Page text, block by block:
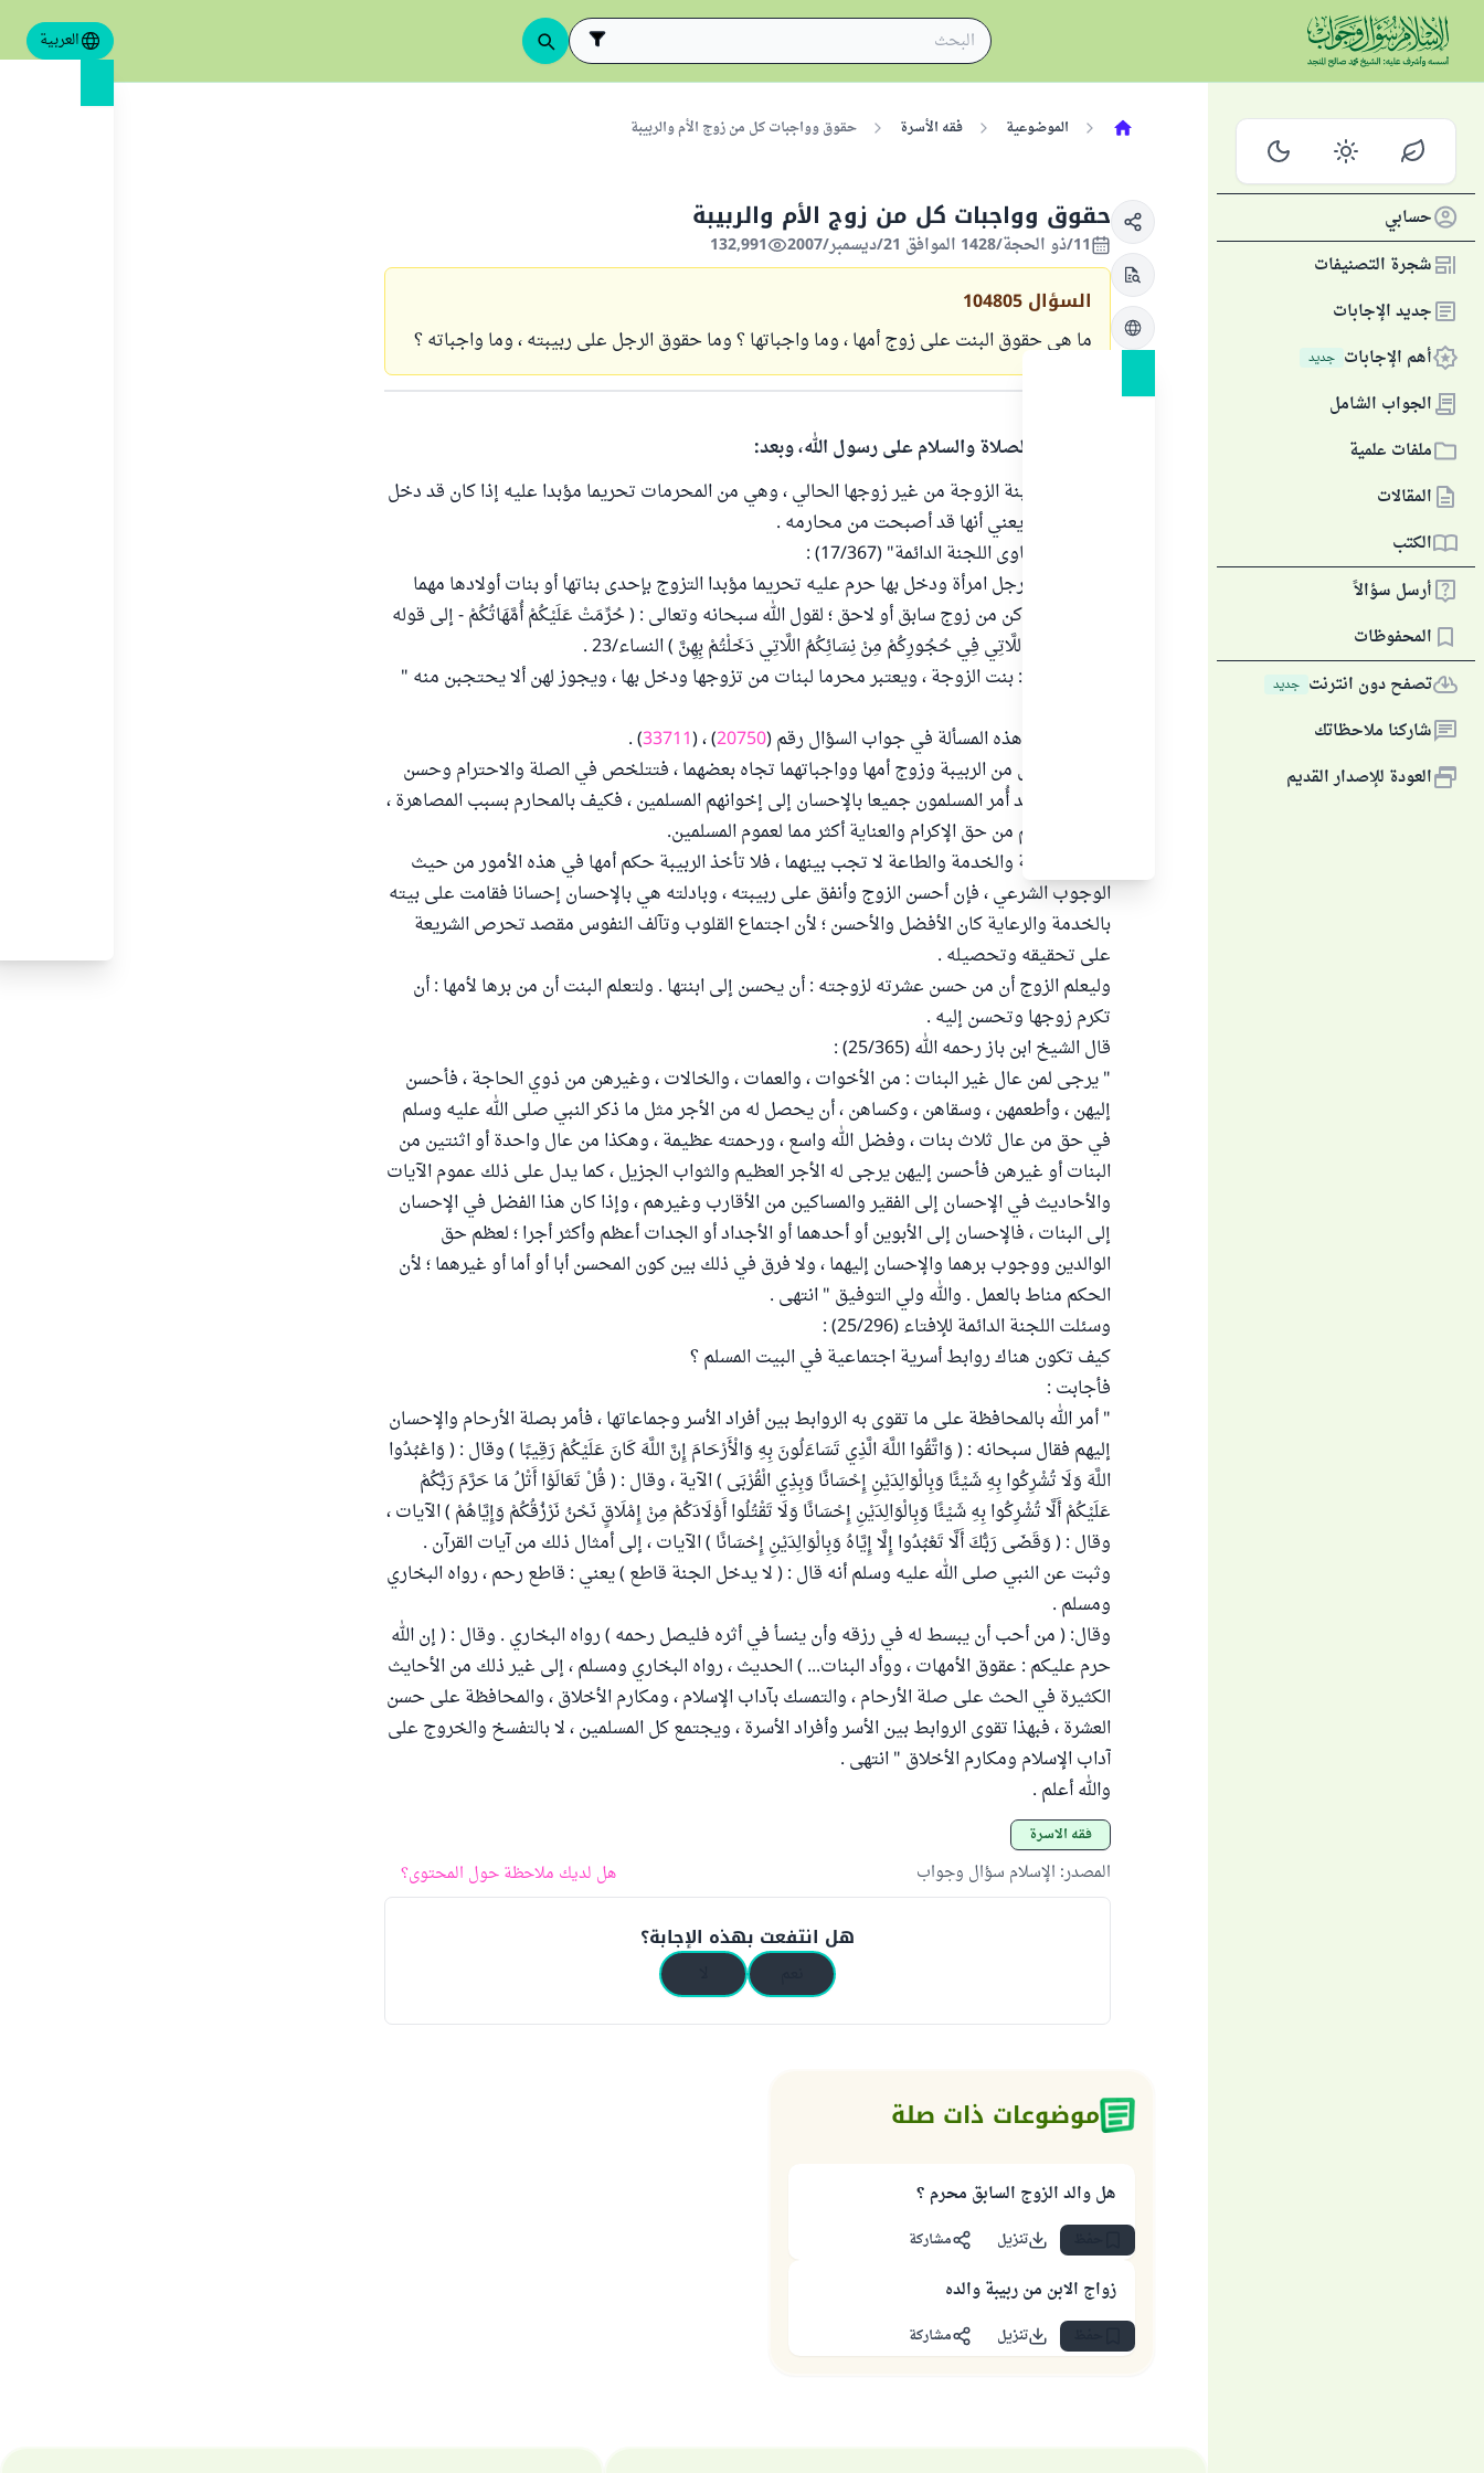
العربية
حسابي
شجرة التصنيفات
جديد الإجابات
أهم الإجابات جديد
الجواب الشامل
ملفات علمية
المقالات
الكتب
أرسل سؤالاً
المحفوظات
تصفح دون انترنت جديد
شاركنا ملاحظاتك
العودة للإصدار القديم
الموضوعية فقه الأسرة حقوق وواجبات كل من زوج الأم والربيبة
حقوق وواجبات كل من زوج الأم والربيبة
11/ذو الحجة/1428 الموافق 21/ديسمبر/2007 132,991
السؤال 104805
ما هي حقوق البنت على زوج أمها ، وما واجباتها ؟ وما حقوق الرجل على ربيبته ، وما واجباته ؟
الحمد لله والصلاة والسلام على رسول الله، وبعد:
الربيبة هي ابنة الزوجة من غير زوجها الحالي ، وهي من المحرمات تحريما مؤبدا عليه إذا كان قد دخل
بأمها ، وهذا يعني أنها قد أصبحت من محارمه .
جاء في "فتاوى اللجنة الدائمة" (17/367) :
" إذا تزوج الرجل امرأة ودخل بها حرم عليه تحريما مؤبدا التزوج بإحدى بناتها أو بنات أولادها مهما
نزلوا ، سواء كن من زوج سابق أو لاحق ؛ لقول الله سبحانه وتعالى : ( حُرِّمَتْ عَلَيْكُمْ أُمَّهَاتُكُمْ - إلى قوله
- : وَرَبَائِبُكُمُ اللَّاتِي فِي حُجُورِكُمْ مِنْ نِسَائِكُمُ اللَّاتِي دَخَلْتُمْ بِهِنَّ ) النساء/23 .
والربيبة هنا : بنت الزوجة ، ويعتبر محرما لبنات من تزوجها ودخل بها ، ويجوز لهن ألا يحتجبن منه "
وسبق تقرير هذه المسألة في جواب السؤال رقم (20750) ، (33711
) .
أما حقوق كل من الربيبة وزوج أمها وواجباتهما تجاه بعضهما ، فتتلخص في الصلة والاحترام وحسن
المعاملة ، فقد أُمر المسلمون جميعا بالإحسان إلى إخوانهم المسلمين ، فكيف بالمحارم بسبب المصاهرة ،
لا شك أن لهم من حق الإكرام والعناية أكثر مما لعموم المسلمين.
غير أن النفقة والخدمة والطاعة لا تجب بينهما ، فلا تأخذ الربيبة حكم أمها في هذه الأمور من حيث
الوجوب الشرعي ، فإن أحسن الزوج وأنفق على ربيبته ، وبادلته هي بالإحسان إحسانا فقامت على بيته
بالخدمة والرعاية كان الأفضل والأحسن ؛ لأن اجتماع القلوب وتآلف النفوس مقصد تحرص الشريعة
على تحقيقه وتحصيله .
وليعلم الزوج أن من حسن عشرته لزوجته : أن يحسن إلى ابنتها . ولتعلم البنت أن من برها لأمها : أن
تكرم زوجها وتحسن إليه .
قال الشيخ ابن باز رحمه الله (25/365) :
" يرجى لمن عال غير البنات : من الأخوات ، والعمات ، والخالات ، وغيرهن من ذوي الحاجة ، فأحسن
إليهن ، وأطعمهن ، وسقاهن ، وكساهن ، أن يحصل له من الأجر مثل ما ذكر النبي صلى الله عليه وسلم
في حق من عال ثلاث بنات ، وفضل الله واسع ، ورحمته عظيمة ، وهكذا من عال واحدة أو اثنتين من
البنات أو غيرهن فأحسن إليهن يرجى له الأجر العظيم والثواب الجزيل ، كما يدل على ذلك عموم الآيات
والأحاديث في الإحسان إلى الفقير والمساكين من الأقارب وغيرهم ، وإذا كان هذا الفضل في الإحسان
إلى البنات ، فالإحسان إلى الأبوين أو أحدهما أو الأجداد أو الجدات أعظم وأكثر أجرا ؛ لعظم حق
الوالدين ووجوب برهما والإحسان إليهما ، ولا فرق في ذلك بين كون المحسن أبا أو أما أو غيرهما ؛ لأن
الحكم مناط بالعمل . والله ولي التوفيق " انتهى .
وسئلت اللجنة الدائمة للإفتاء (25/296) :
كيف تكون هناك روابط أسرية اجتماعية في البيت المسلم ؟
فأجابت :
" أمر الله بالمحافظة على ما تقوى به الروابط بين أفراد الأسر وجماعاتها ، فأمر بصلة الأرحام والإحسان
إليهم فقال سبحانه : ( وَاتَّقُوا اللَّهَ الَّذِي تَسَاءَلُونَ بِهِ وَالْأَرْحَامَ إِنَّ اللَّهَ كَانَ عَلَيْكُمْ رَقِيبًا ) وقال : ( وَاعْبُدُوا
اللَّهَ وَلَا تُشْرِكُوا بِهِ شَيْئًا وَبِالْوَالِدَيْنِ إِحْسَانًا وَبِذِي الْقُرْبَى ) الآية ، وقال : ( قُلْ تَعَالَوْا أَتْلُ مَا حَرَّمَ رَبُّكُمْ
عَلَيْكُمْ أَلَّا تُشْرِكُوا بِهِ شَيْئًا وَبِالْوَالِدَيْنِ إِحْسَانًا وَلَا تَقْتُلُوا أَوْلَادَكُمْ مِنْ إِمْلَاقٍ نَحْنُ نَرْزُقُكُمْ وَإِيَّاهُمْ ) الآيات ،
وقال : ( وَقَضَى رَبُّكَ أَلَّا تَعْبُدُوا إِلَّا إِيَّاهُ وَبِالْوَالِدَيْنِ إِحْسَانًا ) الآيات ، إلى أمثال ذلك من آيات القرآن .
وثبت عن النبي صلى الله عليه وسلم أنه قال : ( لا يدخل الجنة قاطع ) يعني : قاطع رحم ، رواه البخاري
ومسلم .
وقال: ( من أحب أن يبسط له في رزقه وأن ينسأ في أثره فليصل رحمه ) رواه البخاري . وقال : ( إن الله
حرم عليكم : عقوق الأمهات ، ووأد البنات... ) الحديث ، رواه البخاري ومسلم ، إلى غير ذلك من الأحايث
الكثيرة في الحث على صلة الأرحام ، والتمسك بآداب الإسلام ، ومكارم الأخلاق ، والمحافظة على حسن
العشرة ، فبهذا تقوى الروابط بين الأسر وأفراد الأسرة ، ويجتمع كل المسلمين ، لا بالتفسخ والخروج على
آداب الإسلام ومكارم الأخلاق " انتهى .
والله أعلم .
فقه الأسرة
المصدر: الإسلام سؤال وجواب هل لديك ملاحظة حول المحتوى؟
هل انتفعت بهذه الإجابة؟
موضوعات ذات صلة
هل والد الزوج السابق محرم ؟
تنزيل مشاركة
زواج الابن من ربيبة والده
تنزيل مشاركة